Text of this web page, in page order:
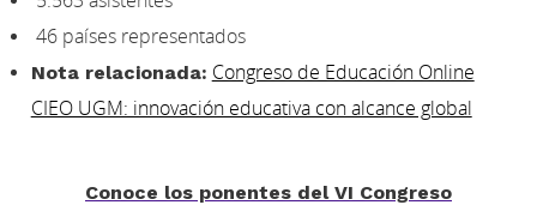
46 países representados
Nota relacionada: Congreso de Educación Online
CIEO UGM: innovación educativa con alcance global
Conoce los ponentes del VI Congreso